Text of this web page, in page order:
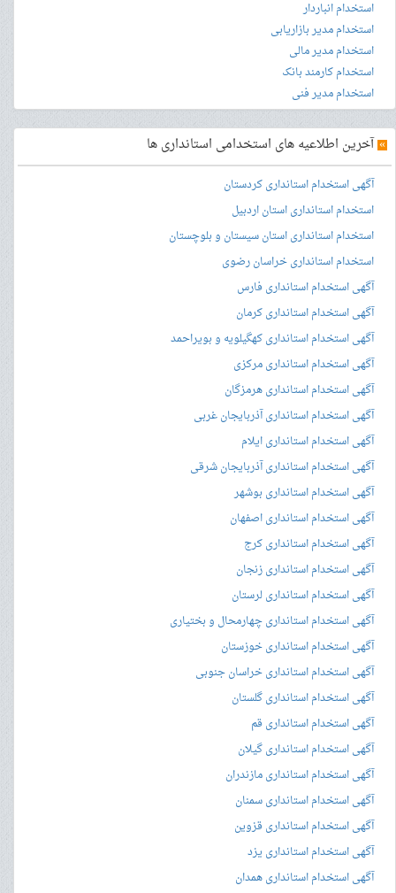
استخدام انباردار
استخدام مدیر بازاریابی
استخدام مدیر مالی
استخدام کارمند بانک
استخدام مدیر فنی
»آخرین اطلاعیه های استخدامی استانداری ها
آگهی استخدام استانداری کردستان
استخدام استانداری استان اردبیل
استخدام استانداری استان سیستان و بلوچستان
استخدام استانداری خراسان رضوی
آگهی استخدام استانداری فارس
آگهی استخدام استانداری کرمان
آگهی استخدام استانداری کهگیلویه و بویراحمد
آگهی استخدام استانداری مرکزی
آگهی استخدام استانداری هرمزگان
آگهی استخدام استانداری آذربایجان غربی
آگهی استخدام استانداری ایلام
آگهی استخدام استانداری آذربایجان شرقی
آگهی استخدام استانداری بوشهر
آگهی استخدام استانداری اصفهان
آگهی استخدام استانداری کرج
آگهی استخدام استانداری زنجان
آگهی استخدام استانداری لرستان
آگهی استخدام استانداری چهارمحال و بختیاری
آگهی استخدام استانداری خوزستان
آگهی استخدام استانداری خراسان جنوبی
آگهی استخدام استانداری گلستان
آگهی استخدام استانداری قم
آگهی استخدام استانداری گیلان
آگهی استخدام استانداری مازندران
آگهی استخدام استانداری سمنان
آگهی استخدام استانداری قزوین
آگهی استخدام استانداری یزد
آگهی استخدام استانداری همدان